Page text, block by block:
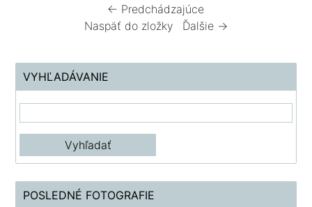
← Predchádzajúce
Naspäť do zložky
Ďalšie →
VYHĽADÁVANIE
POSLEDNÉ FOTOGRAFIE